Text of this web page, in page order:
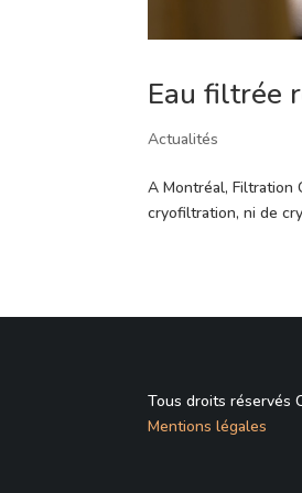
Eau filtrée
Actualités
A Montréal, Filtration
cryofiltration, ni de
Tous droits réservés
Mentions légales